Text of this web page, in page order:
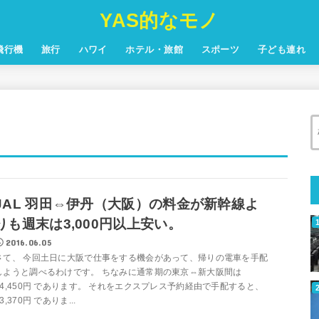
YAS的なモノ
行機 旅行 ハワイ ホテル・旅館 スポーツ 子ども連れ
羽田⇔伊丹（大阪）の料金が新幹線よ
も週末は3,000円以上安い。
2016.06.05
て、 今回土日に大阪で仕事をする機会があって、帰りの電車を手配
ようと調べるわけです。 ちなみに通常期の東京⇔新大阪間は
円 であります。 それをエクスプレス予約経由で手配すると、
円 でありま...